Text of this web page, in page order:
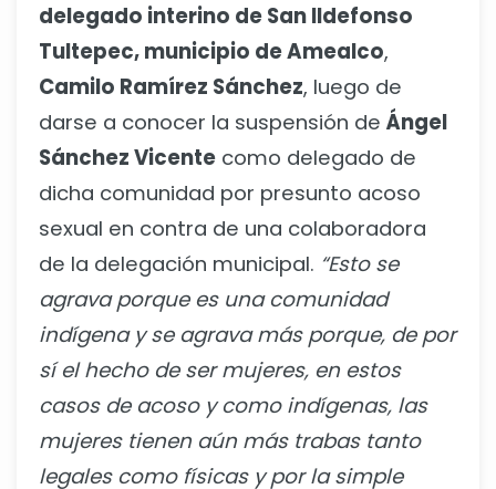
delegado interino de San Ildefonso
Tultepec, municipio de Amealco,
Camilo Ramírez Sánchez, luego de
darse a conocer la suspensión de Ángel
Sánchez Vicente como delegado de
dicha comunidad por presunto acoso
sexual en contra de una colaboradora
de la delegación municipal. “Esto se
agrava porque es una comunidad
indígena y se agrava más porque, de por
sí el hecho de ser mujeres, en estos
casos de acoso y como indígenas, las
mujeres tienen aún más trabas tanto
legales como físicas y por la simple